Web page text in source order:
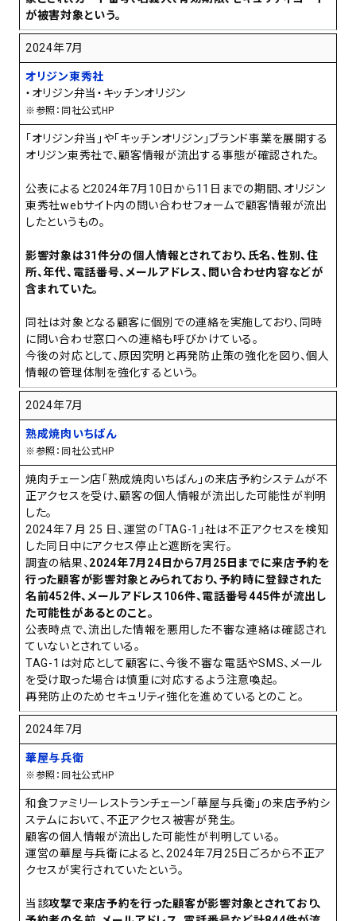
が被害対象という。
2024年7月
オリジン東秀社
・オリジン弁当・キッチンオリジン
※参照：同社公式HP
「オリジン弁当」や「キッチンオリジン」ブランド事業を展開する
オリジン東秀社で、顧客情報が流出する事態が確認された。
公表によると2024年7月10日から11日までの期間、オリジン
東秀社webサイト内の問い合わせフォームで顧客情報が流出
したというもの。
影響対象は31件分の個人情報とされており、氏名、性別、住
所、年代、電話番号、メールアドレス、問い合わせ内容などが
含まれていた。
同社は対象となる顧客に個別での連絡を実施しており、同時
に問い合わせ窓口への連絡も呼びかけている。
今後の対応として、原因究明と再発防止策の強化を図り、個人
情報の管理体制を強化するという。
2024年7月
熟成焼肉いちばん
※参照：同社公式HP
焼肉チェーン店「熟成焼肉いちばん」の来店予約システムが不
正アクセスを受け、顧客の個人情報が流出した可能性が判明
した。
2024年7 月 25 日、運営の「TAG-1」社は不正アクセスを検知
した同日中にアクセス停止と遮断を実行。
調査の結果、 2024年7月24日から7月25日までに来店予約を
行った顧客が影響対象とみられており、予約時に登録された
名前452件、メールアドレス106件、電話番号445件が流出し
た可能性があるとのこと。
公表時点で、流出した情報を悪用した不審な連絡は確認され
ていないとされている。
TAG-1は対応として顧客に、今後不審な電話やSMS、メール
を受け取った場合は慎重に対応するよう注意喚起。
再発防止のためセキュリティ強化を進めているとのこと。
2024年7月
華屋与兵衛
※参照：同社公式HP
和食ファミリーレストランチェーン「華屋与兵衛」の来店予約シ
ステムにおいて、不正アクセス被害が発生。
顧客の個人情報が流出した可能性が判明している。
運営の華屋与兵衛によると、2024年7月25日ごろから不正ア
クセスが実行されていたという。
当該攻撃で来店予約を行った顧客が影響対象とされており、